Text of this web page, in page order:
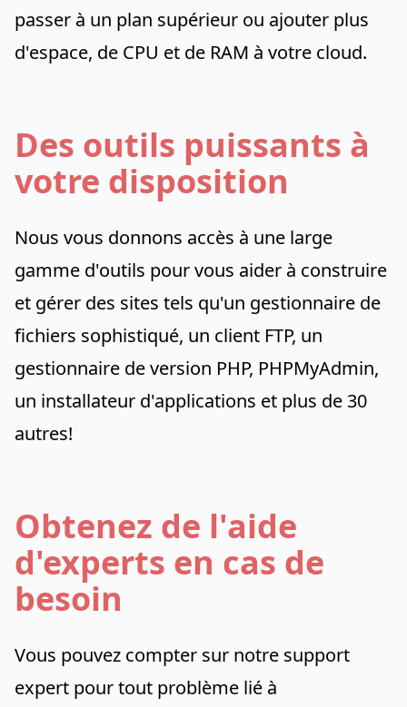
passer à un plan supérieur ou ajouter plus
d'espace, de CPU et de RAM à votre cloud.
Des outils puissants à
votre disposition
Nous vous donnons accès à une large
gamme d'outils pour vous aider à construire
et gérer des sites tels qu'un gestionnaire de
fichiers sophistiqué, un client FTP, un
gestionnaire de version PHP, PHPMyAdmin,
un installateur d'applications et plus de 30
autres!
Obtenez de l'aide
d'experts en cas de
besoin
Vous pouvez compter sur notre support
expert pour tout problème lié à